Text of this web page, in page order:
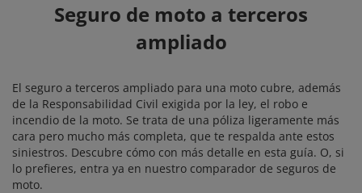
Seguro de moto a terceros
ampliado
El seguro a terceros ampliado para una moto cubre, además
de la Responsabilidad Civil exigida por la ley, el robo e
incendio de la moto. Se trata de una póliza ligeramente más
cara pero mucho más completa, que te respalda ante estos
siniestros. Descubre cómo con más detalle en esta guía. O, si
lo prefieres, entra ya en nuestro comparador de seguros de
moto.